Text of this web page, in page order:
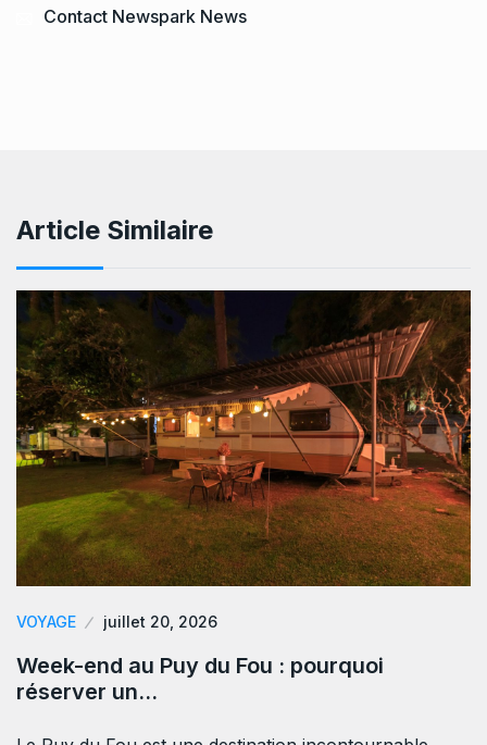
Contact Newspark News
Article Similaire
VOYAGE juillet 20, 2026
Week-end au Puy du Fou : pourquoi
réserver un…